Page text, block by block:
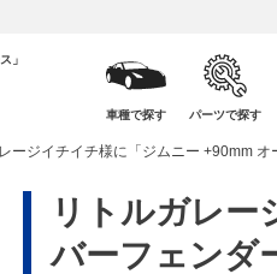
」
車種で探す パーツで探す
ージイチイチ様に「ジムニー +90mm
リトルガレー
バーフェンダ